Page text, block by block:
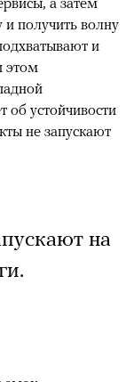
получить волну
и
этом
об устойчивости
не запускают
на